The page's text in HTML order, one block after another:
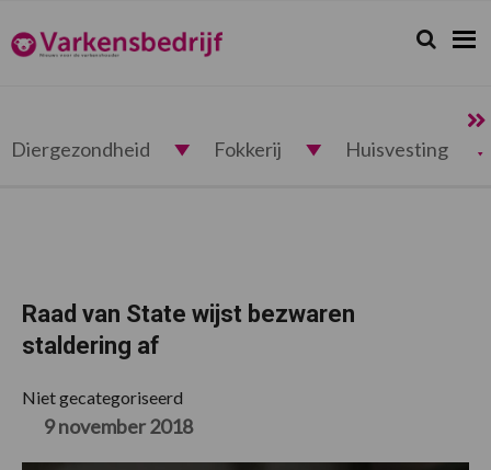
de
hoofdnavigatie
de
hoofd
de
eerste
de
voettekst
Varkensbedrijf.nl Zoeken...
Zoek
Diergezondheid Fokkerij Huisvesting
Raad van State wijst bezwaren
staldering af
Niet gecategoriseerd
9 november 2018